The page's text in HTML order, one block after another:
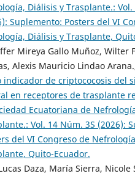
Diálisis y Trasplante.: Vol.
Suplemento: Posters del VI
Diálisis y Trasplante,
Mireya Gallo Muñoz, Wilter
Alexis Mauricio Lindao
indicador de criptococosis del
en receptores de trasplante
Ecuatoriana de
Vol. 14 Núm. 3S (2026):
del VI Congreso de
Quito-Ecuador.
Daza, María Sierra, Nicole